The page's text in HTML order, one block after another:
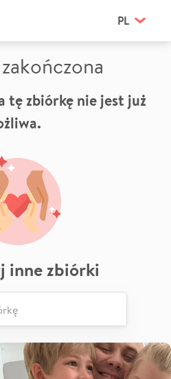
PL
tę zbiórkę nie jest już
inne zbiórki